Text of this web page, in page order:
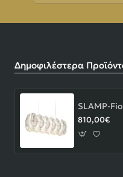
Δημοφιλέστερα
810,00€